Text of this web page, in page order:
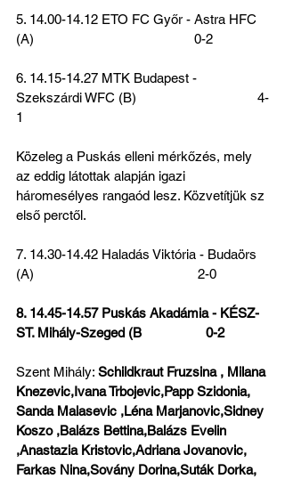
5. 14.00-14.12 ETO FC Győr - Astra HFC
(A)                                             0-2
6. 14.15-14.27 MTK Budapest -
Szekszárdi WFC (B)                                  4-
1
Közeleg a Puskás elleni mérkőzés, mely
az eddig látottak alapján igazi
háromesélyes rangaód lesz. Közvetítjük sz
első perctől.
7. 14.30-14.42 Haladás Viktória - Budaörs
(A)                                              2-0
8. 14.45-14.57 Puskás Akadámia - KÉSZ-
ST. Mihály-Szeged (B                  0-2
Szent Mihály: Schildkraut Fruzsina , Milana
Knezevic,Ivana Trbojevic,Papp Szidonia,
Sanda Malasevic ,Léna Marjanovic,Sidney
Koszo ,Balázs Bettina,Balázs Evelin
,Anastazia Kristovic,Adriana Jovanovic,
Farkas Nina,Sovány Dorina,Suták Dorka,